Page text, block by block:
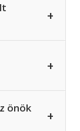
+
+
önök
+